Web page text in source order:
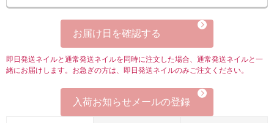
お届け日を確認する
即日発送ネイルと通常発送ネイルを同時に注文した場合、通常発送ネイルと一
緒にお届けします。お急ぎの方は、即日発送ネイルのみご注文ください。
入荷お知らせメールの登録